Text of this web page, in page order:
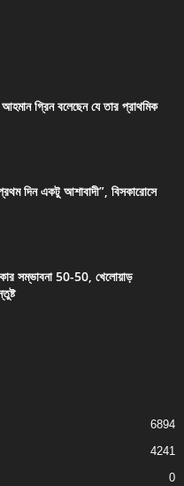
আহমান গ্রিন বলেছেন যে তার প্রাথমিক
দিন একটু আশাবাদী”, বিসকারোসে
সম্ভাবনা 50-50, খেলোয়াড়
6894
4241
0